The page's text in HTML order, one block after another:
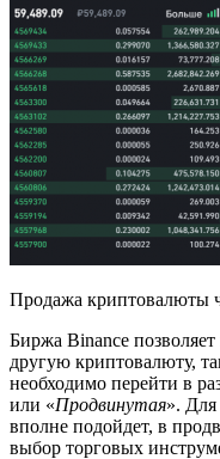
Продажа криптовалюты
Биржа Binance
другую криптовалюту,
необходимо перейти в
или «Продвинутая». Для
вполне подойдет, в
выбор торговых